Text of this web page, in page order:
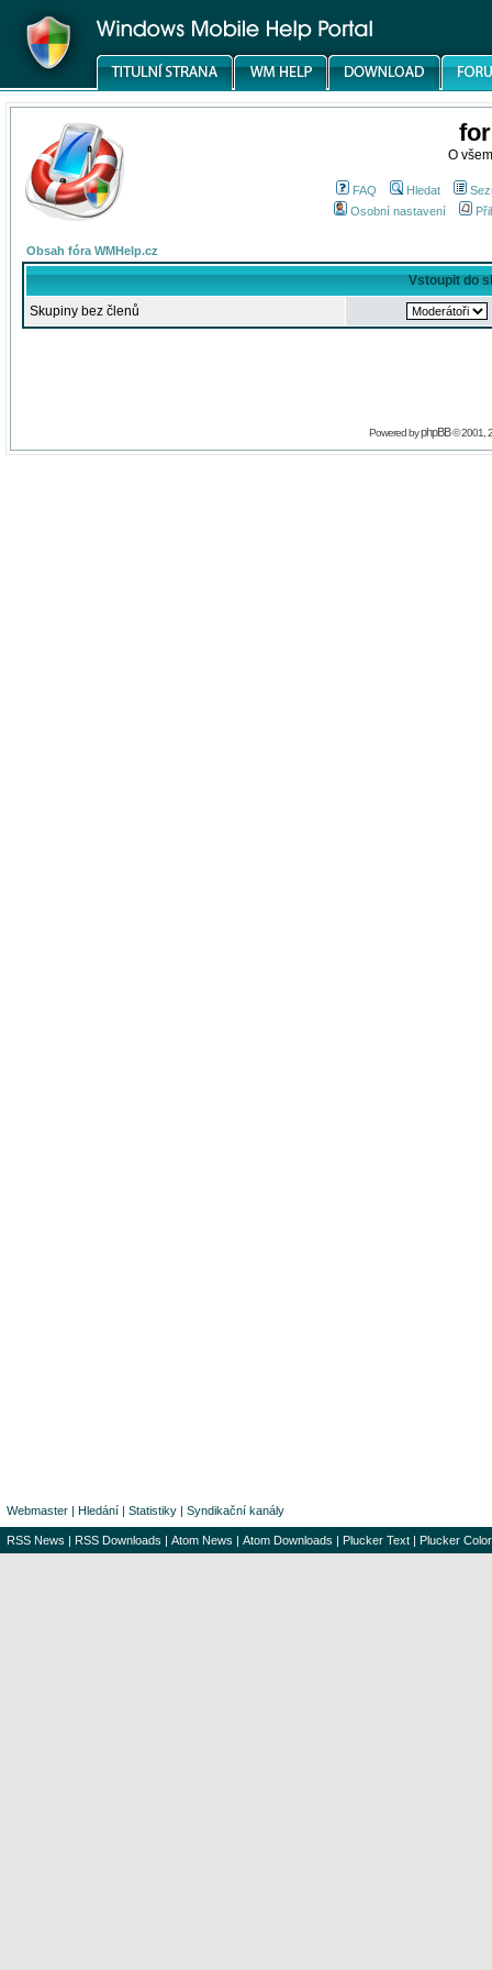
O
FAQ Hledat
Osobní nastavení
Obsah fóra WMHelp.cz
Vstoupit do
Skupiny bez členů
Powered byphpBB© 2001,
Webmaster | Hledání | Statistiky | Syndikační kanály
RSS News | RSS Downloads | Atom News | Atom Downloads | Plucker Text | Plucker Color